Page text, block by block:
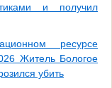
и получил
ресурсе
Житель Бологое
убить